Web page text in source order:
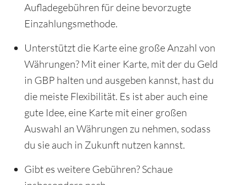
Aufladegebühren für deine bevorzugte
Einzahlungsmethode.
Unterstützt die Karte eine große Anzahl von
Währungen? Mit einer Karte, mit der du Geld
in GBP halten und ausgeben kannst, hast du
die meiste Flexibilität. Es ist aber auch eine
gute Idee, eine Karte mit einer großen
Auswahl an Währungen zu nehmen, sodass
du sie auch in Zukunft nutzen kannst.
Gibt es weitere Gebühren? Schaue